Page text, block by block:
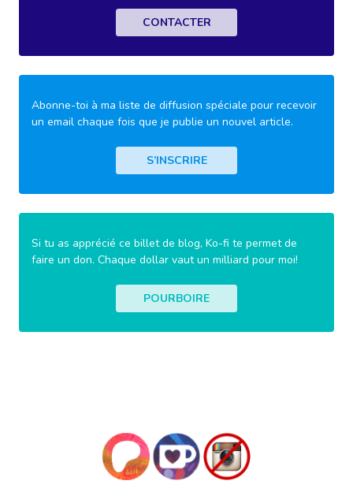
CONTACTER
Abonne-toi à ma liste de diffusion spéciale pour recevoir
un email chaque fois que je publie un nouvel article.
S’INSCRIRE
Si tu as apprécié ce billet de blog, Ko-fi te permet de
faire un don. Chaque dollar vaut un milliard pour moi!
POURBOIRE